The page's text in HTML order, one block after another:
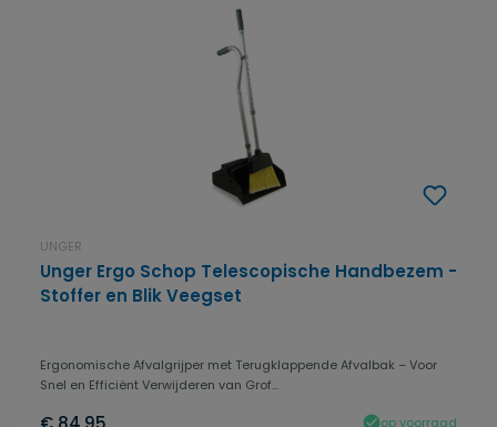
UNGER
Unger Ergo Schop Telescopische Handbezem -
Stoffer en Blik Veegset
Ergonomische Afvalgrijper met Terugklappende Afvalbak – Voor
Snel en Efficiënt Verwijderen van Grof...
op voorraad